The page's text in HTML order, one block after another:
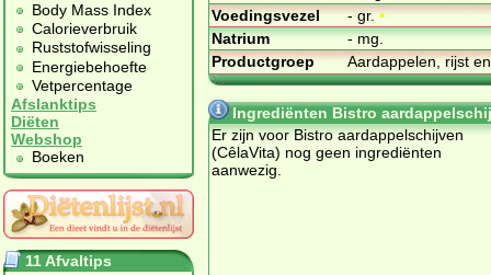
Body Mass Index
Calorieverbruik
Ruststofwisseling
Energiebehoefte
Vetpercentage
Afslanktips
Diëten
Webshop
Boeken
11 Afvaltips
Voedingsvezel
- gr.•
Natrium
- mg.
Productgroep
Aardappelen, rijst
Ingrediënten Bistro
Er zijn voor Bistro aardappelschijven
(CêlaVita) nog geen ingrediënten
aanwezig.